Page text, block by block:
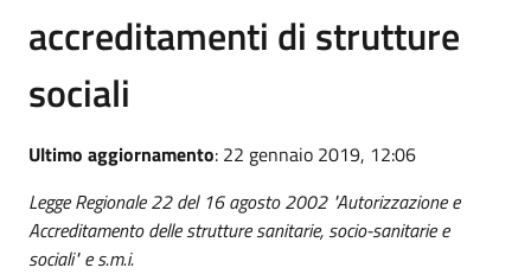
accreditamenti di strutture
sociali
Ultimo aggiornamento: 22 gennaio 2019, 12:06
Legge Regionale 22 del 16 agosto 2002 "Autorizzazione e
Accreditamento delle strutture sanitarie, socio-sanitarie e
sociali" e s.m.i.